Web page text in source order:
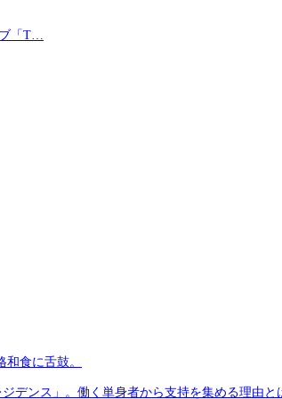
ブ「T…
食に舌鼓。
デンス」。働く単身者から支持を集める理由と